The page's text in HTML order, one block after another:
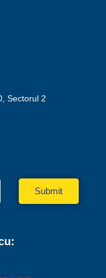
Sectorul 2
Submit